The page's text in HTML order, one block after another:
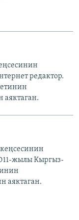
редактор.
аяктаган.
жылы Кыргыз-
аяктаган.